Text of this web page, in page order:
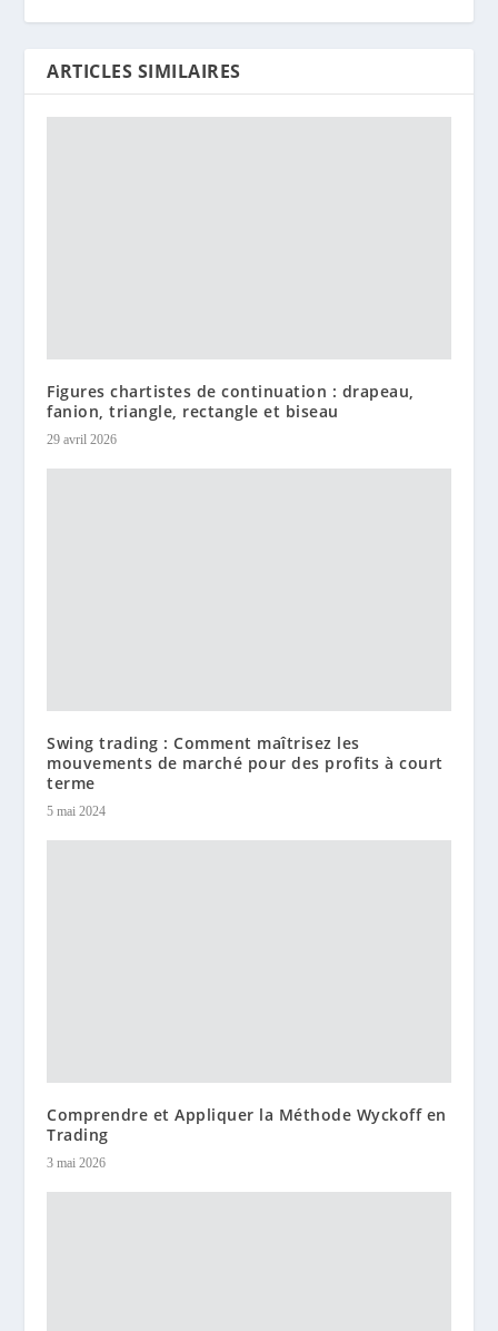
ARTICLES SIMILAIRES
Figures chartistes de continuation : drapeau,
fanion, triangle, rectangle et biseau
29 avril 2026
Swing trading : Comment maîtrisez les
mouvements de marché pour des profits à court
terme
5 mai 2024
Comprendre et Appliquer la Méthode Wyckoff en
Trading
3 mai 2026